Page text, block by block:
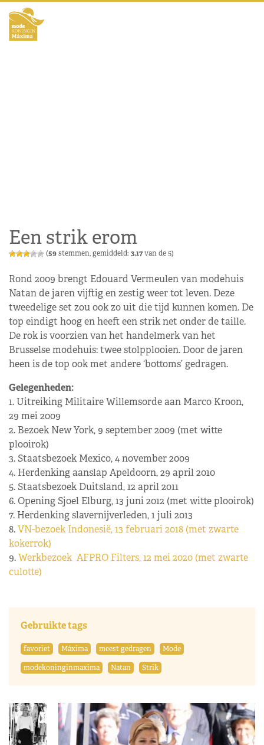
Een strik erom
(59stemmen, gemiddeld: 3,17van de 5)
Rond 2009 brengt Edouard Vermeulen van modehuis
Natan de jaren vijftig en zestig weer tot leven. Deze
tweedelige set zou ook zo uit die tijd kunnen komen. De
top eindigt hoog en heeft een strik net onder de taille.
De rok is voorzien van het handelmerk van het
Brusselse modehuis: twee stolpplooien. Door de jaren
heen is de top ook met andere ‘bottoms’ gedragen.
Gelegenheden:
1. Uitreiking Militaire Willemsorde aan Marco Kroon,
29 mei 2009
2. Bezoek New York, 9 september 2009 (met witte
plooirok)
3. Staatsbezoek Mexico, 4 november 2009
4. Herdenking aanslap Apeldoorn, 29 april 2010
5. Staatsbezoek Duitsland, 12 april 2011
6. Opening Sjoel Elburg, 13 juni 2012 (met witte plooirok)
7. Herdenking slavernijverleden, 1 juli 2013
8.VN-bezoek Indonesië, 13 februari 2018 (met zwarte
kokerrok)
9.Werkbezoek AFPRO Filters, 12 mei 2020 (met zwarte
culotte)
Gebruikte tags
favoriet Máxima meest gedragen
Mode
modekoninginmaxima
Natan Strik